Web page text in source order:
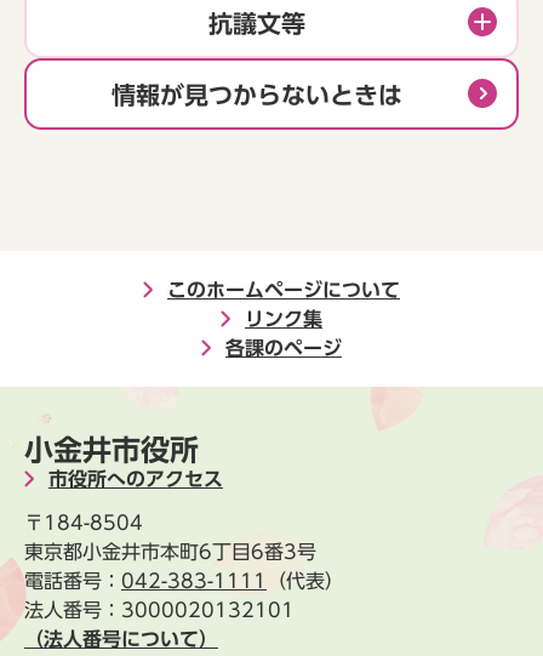
抗議文等
情報が見つからないときは
このホームページについて
リンク集
各課のページ
小金井市役所
市役所へのアクセス
〒184-8504
東京都小金井市本町6丁目6番3号
電話番号： 042-383-1111
（代表）
法人番号：3000020132101
（法人番号について）